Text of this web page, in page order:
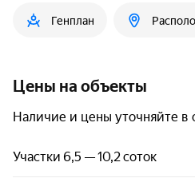
Генплан
Цены на объекты
Наличие и цены уточняйте в
Участки 6,5 — 10,2 соток